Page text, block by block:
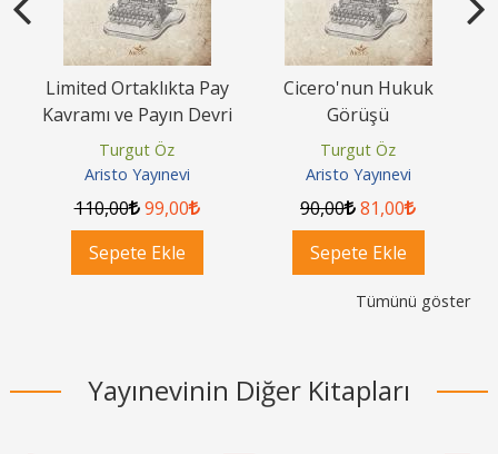
Cicero'nun Hukuk
Görüşü
Turgut Öz
Aristo Yayınevi
90,00 81,00
Sepete Ekle
Borçlu Temerrüdünde
Sözleşmeden Dönmenin
Bu Sözleşme
Gereğince...
Turgut Öz
Aristo Yayınevi
115,00 103,50
Sepete Ekle
Tümünü göster
Yayınevinin Diğer Kitapları